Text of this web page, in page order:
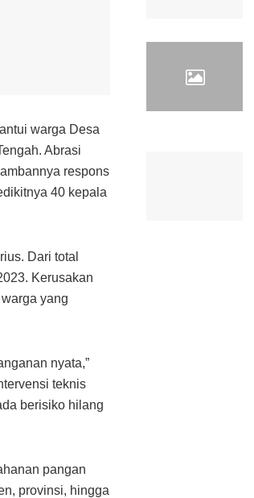
warga Desa
Abrasi
respons
40 kepala
Dari total
Kerusakan
yang
nyata,”
teknis
berisiko hilang
pangan
provinsi, hingga